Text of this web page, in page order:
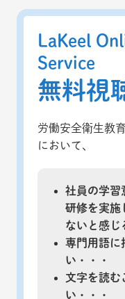
LaKeel
Service
無料視
労働安全衛生教
において、
社員の学習
研修を実施
ないと感じ
専門用語に
い・・・
文字を読む
い・・・